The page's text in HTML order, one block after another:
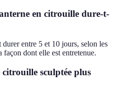
en citrouille dure-t-
entre 5 et 10 jours, selon les
dont elle est entretenue.
sculptée plus